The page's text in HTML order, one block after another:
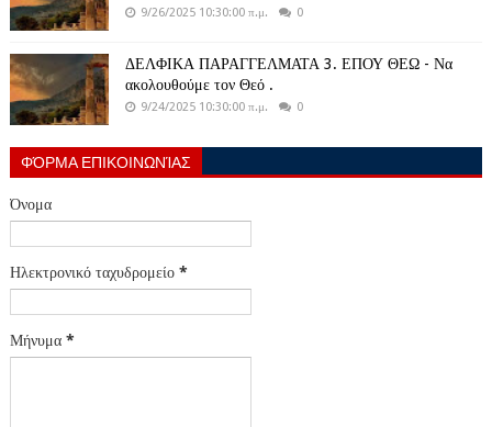
9/26/2025 10:30:00 π.μ. 0
ΔΕΛΦΙΚΑ ΠΑΡΑΓΓΕΛΜΑΤΑ 3. ΕΠΟΥ ΘΕΩ - Να
ακολουθούμε τον Θεό .
9/24/2025 10:30:00 π.μ. 0
ΦΌΡΜΑ ΕΠΙΚΟΙΝΩΝΊΑΣ
Όνομα
Ηλεκτρονικό ταχυδρομείο *
Μήνυμα *